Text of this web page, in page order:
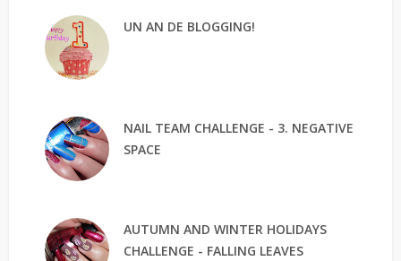
UN AN DE BLOGGING!
NAIL TEAM CHALLENGE - 3. NEGATIVE
SPACE
AUTUMN AND WINTER HOLIDAYS
CHALLENGE - FALLING LEAVES